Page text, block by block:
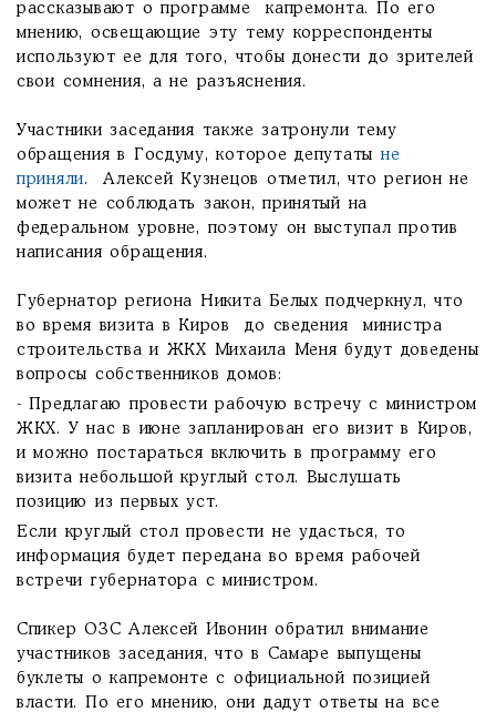
рассказывают о программе капремонта. По его
мнению, освещающие эту тему корреспонденты
используют ее для того, чтобы донести до зрителей
свои сомнения, а не разъяснения.
Участники заседания также затронули тему
обращения в Госдуму, которое депутаты не
приняли. Алексей Кузнецов отметил, что регион не
может не соблюдать закон, принятый на
федеральном уровне, поэтому он выступал против
написания обращения.
Губернатор региона Никита Белых подчеркнул, что
во время визита в Киров до сведения министра
строительства и ЖКХ Михаила Меня будут доведены
вопросы собственников домов:
- Предлагаю провести рабочую встречу с министром
ЖКХ. У нас в июне запланирован его визит в Киров,
и можно постараться включить в программу его
визита небольшой круглый стол. Выслушать
позицию из первых уст.
Если круглый стол провести не удасться, то
информация будет передана во время рабочей
встречи губернатора с министром.
Спикер ОЗС Алексей Ивонин обратил внимание
участников заседания, что в Самаре выпущены
буклеты о капремонте с официальной позицией
власти. По его мнению, они дадут ответы на все